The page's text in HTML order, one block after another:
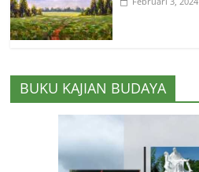
BUKU KAJIAN BUDAYA